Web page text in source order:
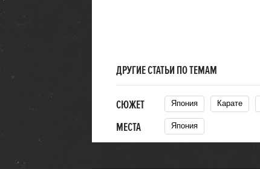
ДРУГИЕ СТАТЬИ ПО ТЕМАМ
СЮЖЕТ Япония Карате
МЕСТА Япония